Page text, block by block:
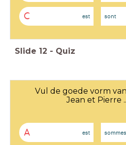
C est sont
Slide 12 - Quiz
Vul de goede vorm
Jean et Pierre
A est sommes